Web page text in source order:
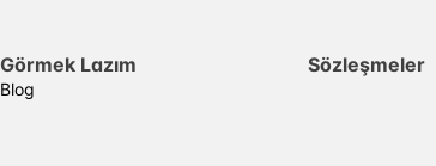
Görmek Lazım
Blog
Sözleşmeler